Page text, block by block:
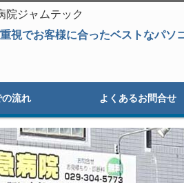
院ジャムテック
視でお客様に合ったベストなパソ
流れ よくあるお問合せ
パソコ
データ
データ
液晶パ
パソコ
オーダ
パソコ
パソコ